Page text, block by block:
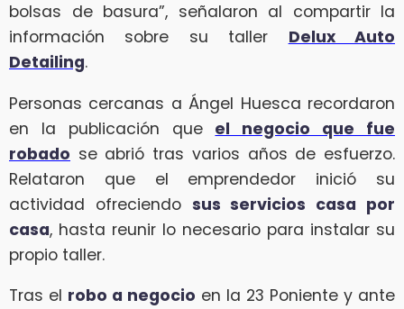
bolsas de basura”, señalaron al compartir la
información sobre su taller Delux Auto
Detailing.
Personas cercanas a Ángel Huesca recordaron
en la publicación que el negocio que fue
robado se abrió tras varios años de esfuerzo.
Relataron que el emprendedor inició su
actividad ofreciendo sus servicios casa por
casa, hasta reunir lo necesario para instalar su
propio taller.
Tras el robo a negocio en la 23 Poniente y ante